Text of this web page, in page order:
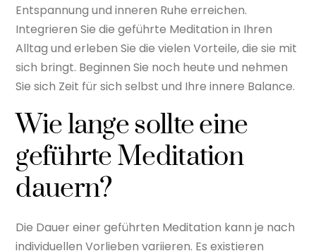
Entspannung und inneren Ruhe erreichen.
Integrieren Sie die geführte Meditation in Ihren
Alltag und erleben Sie die vielen Vorteile, die sie mit
sich bringt. Beginnen Sie noch heute und nehmen
Sie sich Zeit für sich selbst und Ihre innere Balance.
Wie lange sollte eine
geführte Meditation
dauern?
Die Dauer einer geführten Meditation kann je nach
individuellen Vorlieben variieren. Es existieren